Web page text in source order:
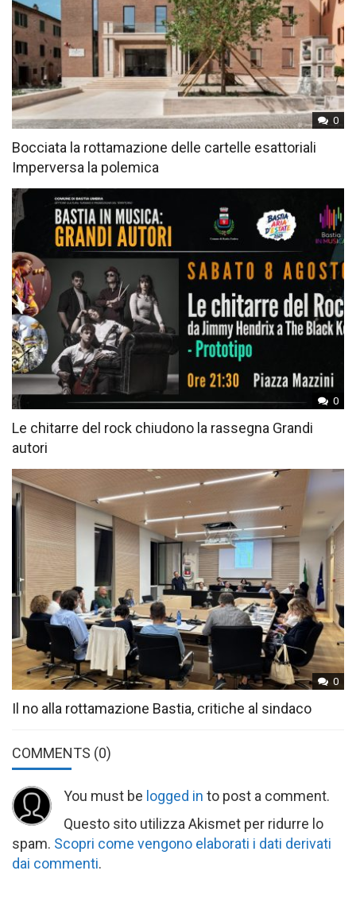
0
Bocciata la rottamazione delle cartelle esattoriali
Imperversa la polemica
0
Le chitarre del rock chiudono la rassegna Grandi
autori
0
Il no alla rottamazione Bastia, critiche al sindaco
COMMENTS (0)
You must be logged in to post a comment.
Questo sito utilizza Akismet per ridurre lo
spam. Scopri come vengono elaborati i dati derivati
dai commenti.